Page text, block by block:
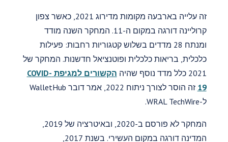
זה עלייה בארבעה מקומות מדירוג 2021, כאשר צפון
קרוליינה דורגה במקום ה-11. המחקר השנה מודד
ומנתח 28 מדדים בשלוש קטגוריות רחבות: פעילות
כלכלית, בריאות כלכלית ופוטנציאל חדשנות. המחקר של
2021 כלל מדד נוסף שהיה
הקשורים למגיפת COVID-
19
זה הוסר לצורך ניתוח 2022, אמר דובר WalletHub
ל-WRAL TechWire.